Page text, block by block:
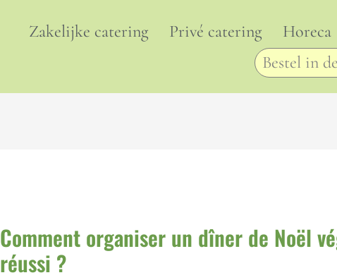
Zakelijke catering Privé catering Horeca
Bestel in
Comment organiser un dîner de Noël
réussi ?